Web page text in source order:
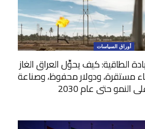
أوراق السياسات
الطاقية: كيف يحوِّل العراق الغاز
مستقرة، ودولار محفوظ، وصناعة
النمو حتى عام 2030